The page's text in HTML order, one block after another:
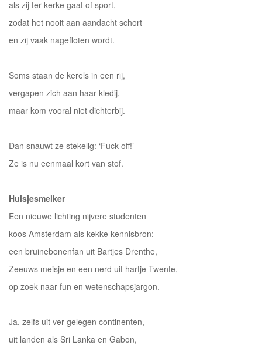
als zij ter kerke gaat of sport,
zodat het nooit aan aandacht schort
en zij vaak nagefloten wordt.
Soms staan de kerels in een rij,
vergapen zich aan haar kledij,
maar kom vooral niet dichterbij.
Dan snauwt ze stekelig: ‘Fuck off!’
Ze is nu eenmaal kort van stof.
Huisjesmelker
Een nieuwe lichting nijvere studenten
koos Amsterdam als kekke kennisbron:
een bruinebonenfan uit Bartjes Drenthe,
Zeeuws meisje en een nerd uit hartje Twente,
op zoek naar fun en wetenschapsjargon.
Ja, zelfs uit ver gelegen continenten,
uit landen als Sri Lanka en Gabon,